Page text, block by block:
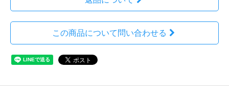
この商品について問い合わせる